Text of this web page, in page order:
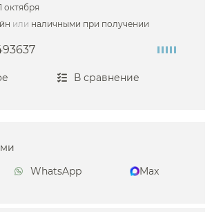
октября
или наличными при получении
В сравнение
WhatsApp Max